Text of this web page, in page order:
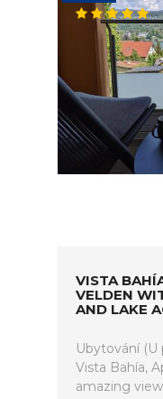
VISTA
VELDEN
AND LAKE
Ubytování (U
Vista Bahía,
amazing